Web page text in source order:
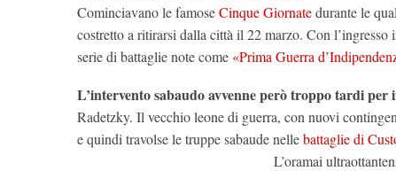
Cominciavano le famoseCinque Giornatedurante le
costretto a ritirarsi dalla città il 22 marzo. Con
serie di battaglie note come «Prima Guerra
L’intervento sabaudo avvenne però troppo tardi
Radetzky. Il vecchio leone di guerra, con nuovi
e quindi travolse le truppe sabaude nellebattaglie di
L’oramai